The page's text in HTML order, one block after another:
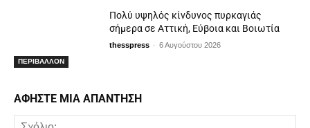
ΠΕΡΙΒΑΛΛΟΝ
Πολύ υψηλός κίνδυνος πυρκαγιάς
σήμερα σε Αττική, Εύβοια και Βοιωτία
thesspress - 6 Αυγούστου 2026
ΑΦΗΣΤΕ ΜΙΑ ΑΠΑΝΤΗΣΗ